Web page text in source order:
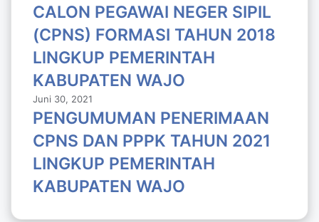
CALON PEGAWAI NEGER SIPIL
(CPNS) FORMASI TAHUN 2018
LlNGKUP PEMERINTAH
KABUPATEN WAJO
Juni 30, 2021
PENGUMUMAN PENERIMAAN
CPNS DAN PPPK TAHUN 2021
LINGKUP PEMERINTAH
KABUPATEN WAJO